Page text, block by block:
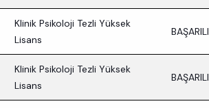
Klinik Psikoloji Tezli Yüksek
Lisans
BAŞARILI
Klinik Psikoloji Tezli Yüksek
Lisans
BAŞARILI